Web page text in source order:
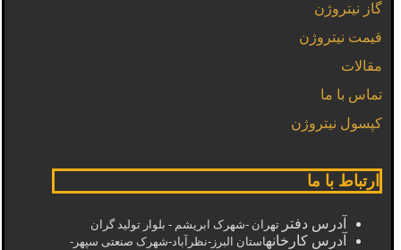
گاز نیتروژن
قیمت نیتروژن
مقالات
تماس با ما
کپسول نیتروژن
ارتباط با ما
آدرس دفتر تهران -شهرک ابریشم - بلوار تولید گران
آدرس کارخانهاستان البرز-نظرآباد-شهرک صنعتی سپهر-